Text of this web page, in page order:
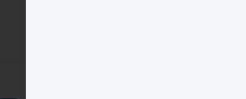
دو فناوری مخرب‌تر بوده باشد.